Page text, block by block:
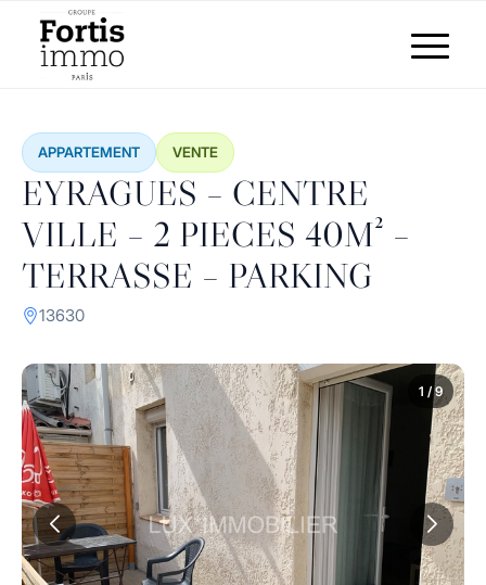
APPARTEMENT VENTE
EYRAGUES – CENTRE
VILLE – 2 PIECES 40M² –
TERRASSE – PARKING
13630
1 / 9